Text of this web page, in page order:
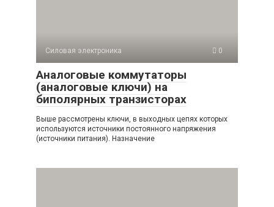
Силовая электроника 0
Аналоговые коммутаторы
(аналоговые ключи) на
биполярных транзисторах
Выше рассмотрены ключи, в выходных цепях которых
используются источники постоянного напряжения
(источники питания). Назначение